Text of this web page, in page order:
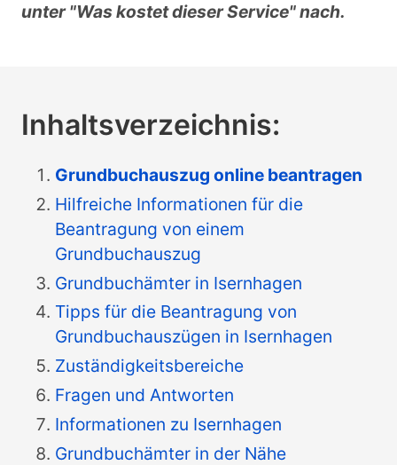
unter "Was kostet dieser Service" nach.
Inhaltsverzeichnis:
Grundbuchauszug online beantragen
Hilfreiche Informationen für die
Beantragung von einem
Grundbuchauszug
Grundbuchämter in Isernhagen
Tipps für die Beantragung von
Grundbuchauszügen in Isernhagen
Zuständigkeitsbereiche
Fragen und Antworten
Informationen zu Isernhagen
Grundbuchämter in der Nähe